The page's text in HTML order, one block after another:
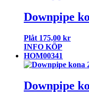
Downpipe
Plåt 175,00 kr
INFO KÖP
HOM00341
Downpipe